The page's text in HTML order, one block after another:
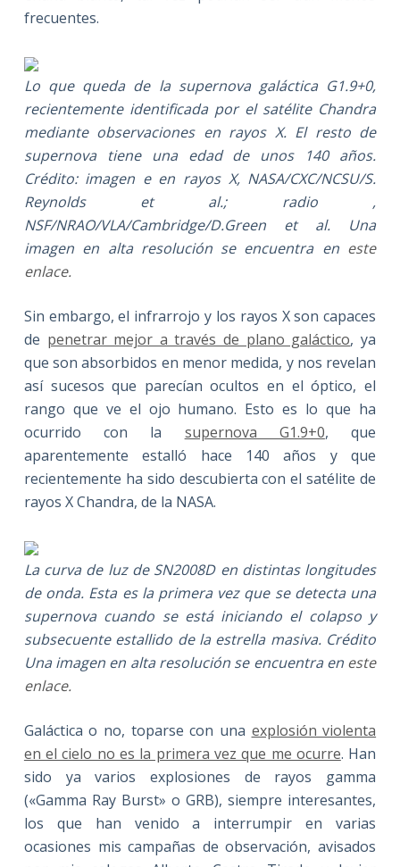
frecuentes.
Lo que queda de la supernova galáctica G1.9+0,
recientemente identificada por el satélite Chandra
mediante observaciones en rayos X. El resto de
supernova tiene una edad de unos 140 años.
Crédito: imagen e en rayos X, NASA/CXC/NCSU/S.
Reynolds et al.; radio ,
NSF/NRAO/VLA/Cambridge/D.Green et al. Una
imagen en alta resolución se encuentra en este
enlace.
Sin embargo, el infrarrojo y los rayos X son capaces
de penetrar mejor a través de plano galáctico, ya
que son absorbidos en menor medida, y nos revelan
así sucesos que parecían ocultos en el óptico, el
rango que ve el ojo humano. Esto es lo que ha
ocurrido con la supernova G1.9+0, que
aparentemente estalló hace 140 años y que
recientemente ha sido descubierta con el satélite de
rayos X Chandra, de la NASA.
La curva de luz de SN2008D en distintas longitudes
de onda. Esta es la primera vez que se detecta una
supernova cuando se está iniciando el colapso y
subsecuente estallido de la estrella masiva. Crédito
Una imagen en alta resolución se encuentra en este
enlace.
Galáctica o no, toparse con una explosión violenta
en el cielo no es la primera vez que me ocurre. Han
sido ya varios explosiones de rayos gamma
(«Gamma Ray Burst» o GRB), siempre interesantes,
los que han venido a interrumpir en varias
ocasiones mis campañas de observación, avisados